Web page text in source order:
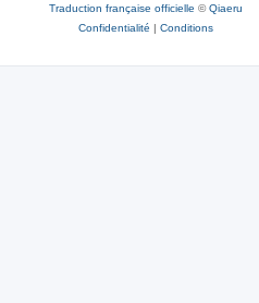
Traduction française officielle ©Qiaeru
Confidentialité | Conditions